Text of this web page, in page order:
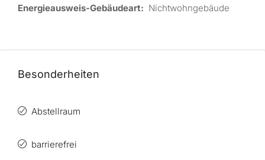
Energieausweis-Gebäudeart: Nichtwohngebäude
Besonderheiten
Abstellraum
barrierefrei